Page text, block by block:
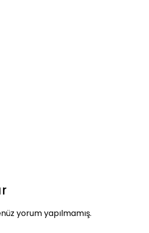
yorum yapılmamış.